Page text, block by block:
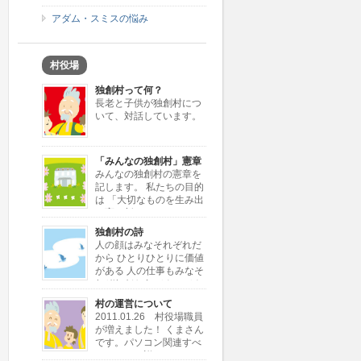
アダム・スミスの悩み
村役場
独創村って何？
長老と子供が独創村につ
いて、対話しています。
「みんなの独創村」憲章
みんなの独創村の憲章を
記します。 私たちの目的
は 「大切なものを生み出
ィーの創造」 私たちが行う仕事は
「大切なものを独創すること」 「独
創を加えて大切なものに変えること」
私たちが考える大切なもの […]
独創村の詩
人の顔はみなそれぞれだ
から ひとりひとりに価値
がある 人の仕事もみなそ
れぞれだから ひとつひと
つに価値がある 同じ顔とか同じ仕事
じゃ 自分が何かわからない 独創村で
もういちど とり戻したい大切な価値
ひとりひとりと ひと […]
村の運営について
2011.01.26 村役場職員
が増えました！ くまさん
です。パソコン関連すべ
てにとても詳しいです